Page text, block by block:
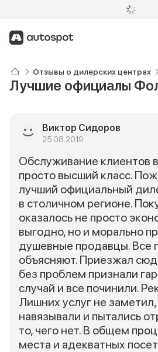
Отзывы о дилерских центрах
Лучшие официалы
Виктор Сидоров
25.08.2019
Обслуживание клиентов
просто высший класс.
лучший официальный
в столичном регионе.
оказалось не просто
выгодно, но и морально
душевные продавцы. Все
объясняют. Приезжал
без проблем признали
случай и все починили.
Лишних услуг не
навязывали и пытались
то, чего нет. В общем
места и адекватных